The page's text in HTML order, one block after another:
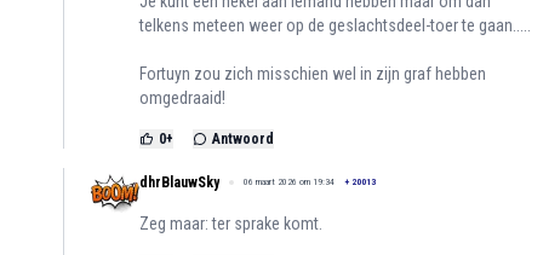
telkens meteen weer op de geslachtsdeel-toer te gaan.....
Fortuyn zou zich misschien wel in zijn graf hebben
omgedraaid!
0+ Antwoord
dhrBlauwSky 06 maart 2026 om 19:34 + 20013
Zeg maar: ter sprake komt.